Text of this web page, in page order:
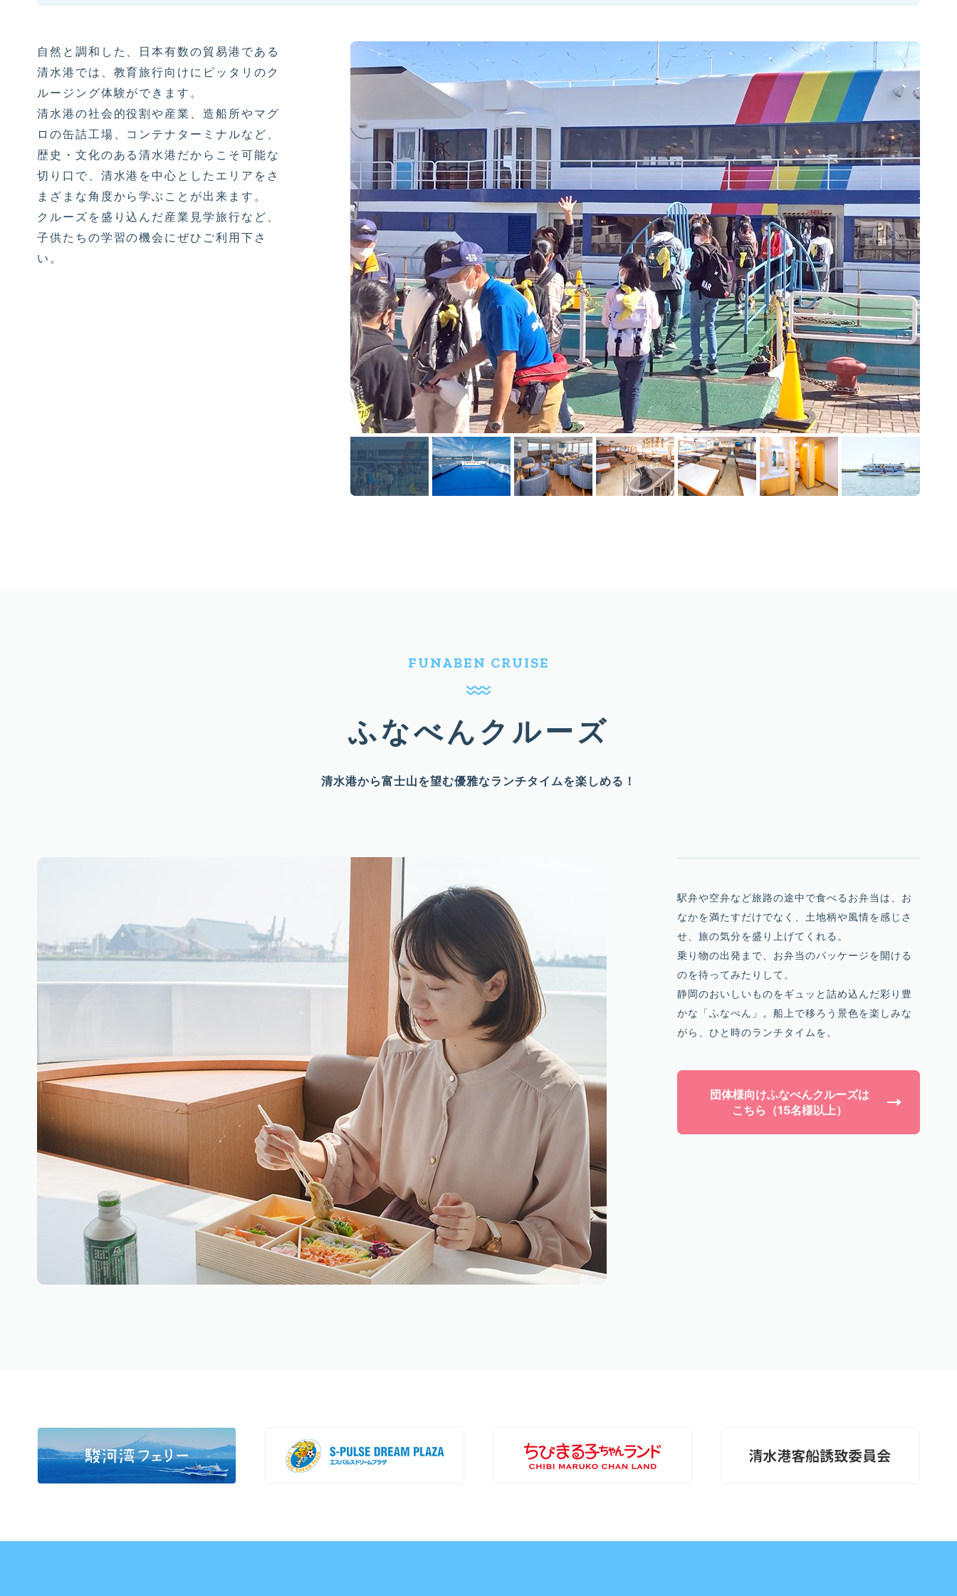
自然と調和した、日本有数の貿易港である
清水港では、教育旅行向けにピッタリのク
ルージング体験ができます。
清水港の社会的役割や産業、造船所やマグ
ロの缶詰工場、コンテナターミナルなど、
歴史・文化のある清水港だからこそ可能な
切り口で、清水港を中心としたエリアをさ
まざまな角度から学ぶことが出来ます。
クルーズを盛り込んだ産業見学旅行など、
子供たちの学習の機会にぜひご利用下さ
い。
FUNABEN CRUISE
ふなべんクルーズ
清水港から富士山を望む優雅なランチタイムを楽しめる！
駅弁や空弁など旅路の途中で食べるお弁当は、お
なかを満たすだけでなく、土地柄や風情を感じさ
せ、旅の気分を盛り上げてくれる。
乗り物の出発まで、お弁当のパッケージを開ける
のを待ってみたりして。
静岡のおいしいものをギュッと詰め込んだ彩り豊
かな「ふなべん」。船上で移ろう景色を楽しみな
がら、ひと時のランチタイムを。
団体様向けふなべんクルーズは
こちら（15名様以上）